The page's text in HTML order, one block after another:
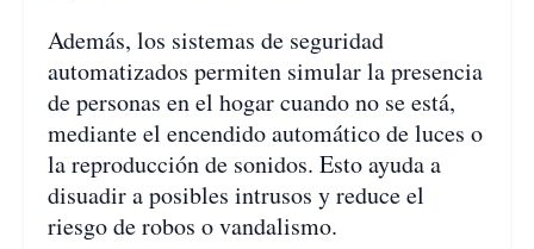
Además, los sistemas de seguridad
automatizados permiten simular la presencia
de personas en el hogar cuando no se está,
mediante el encendido automático de luces o
la reproducción de sonidos. Esto ayuda a
disuadir a posibles intrusos y reduce el
riesgo de robos o vandalismo.